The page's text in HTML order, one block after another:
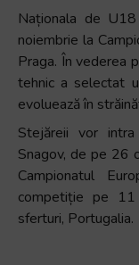
Naționala de
noiembrie la
Praga. În vederea
tehnic a selectat
evoluează în
Stejăreii vor
Snagov, de pe 26
Campionatul
competiție pe 11
sferturi, Portugalia.